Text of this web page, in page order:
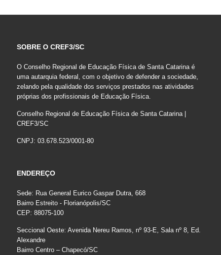
SOBRE O CREF3/SC
O Conselho Regional de Educação Física de Santa Catarina é
uma autarquia federal, com o objetivo de defender a sociedade,
zelando pela qualidade dos serviços prestados nas atividades
próprias dos profissionais de Educação Física.
Conselho Regional de Educação Física de Santa Catarina |
CREF3/SC
CNPJ: 03.678.523/0001-80
ENDEREÇO
Sede: Rua General Eurico Gaspar Dutra, 668
Bairro Estreito - Florianópolis/SC
CEP: 88075-100
Seccional Oeste: Avenida Nereu Ramos, nº 93-E, Sala nº 8, Ed.
Alexandre
Bairro Centro – Chapecó/SC